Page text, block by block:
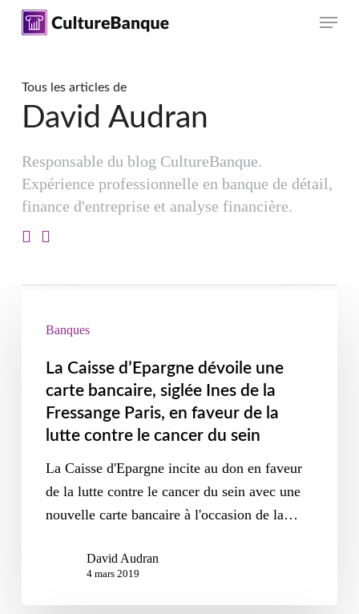
Skip
content
Menu
Tous les articles de
David Audran
Responsable du blog CultureBanque.
Expérience professionnelle en banque de détail,
finance d'entreprise et analyse financière.
Banques
La Caisse d’Epargne dévoile une
carte bancaire, siglée Ines de la
Fressange Paris, en faveur de la
lutte contre le cancer du sein
La Caisse d'Epargne incite au don en faveur
de la lutte contre le cancer du sein avec une
nouvelle carte bancaire à l'occasion de la…
David Audran
4 mars 2019